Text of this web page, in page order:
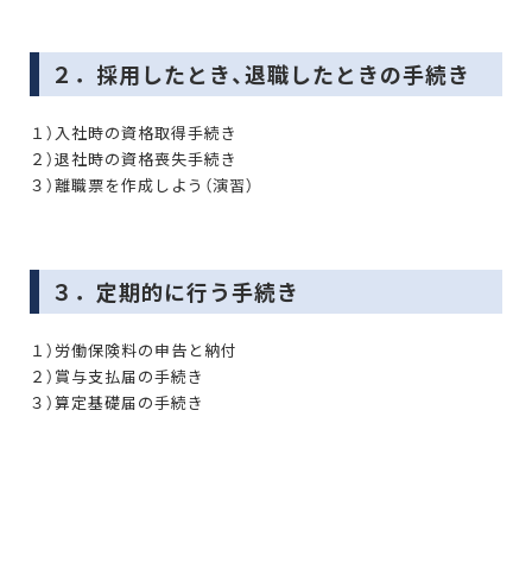
２．採用したとき、退職したときの手続き
１）入社時の資格取得手続き
２）退社時の資格喪失手続き
３）離職票を作成しよう（演習）
３．定期的に行う手続き
１）労働保険料の申告と納付
２）賞与支払届の手続き
３）算定基礎届の手続き